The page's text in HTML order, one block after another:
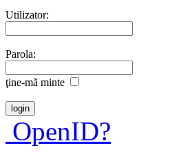
Utilizator:
Parola:
ţine-mã minte
OpenID?